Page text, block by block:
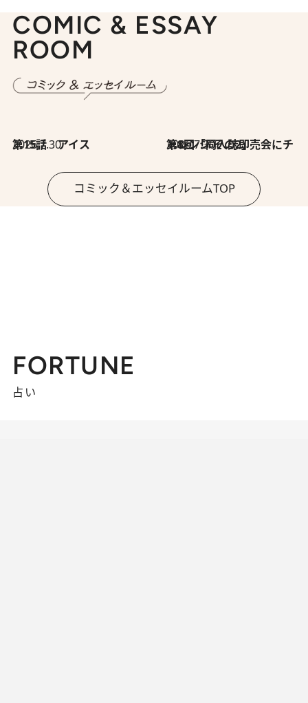
COMIC & ESSAY
ROOM
2026.7.30
第15話 アイス 2026.7.30
第8回「同人誌即売会にチャレンジ その2」
コミック＆エッセイルームTOP
FORTUNE
占い